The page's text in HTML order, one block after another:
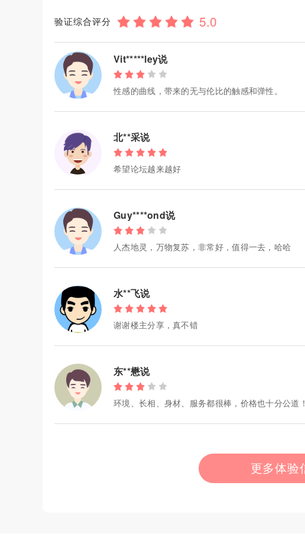
验证综合评分
Vit*****ley说
性感的曲线，带来的无与伦比的触感和弹性。
北**采说
希望论坛越来越好
Guy****ond说
人杰地灵，万物复苏，非常好，值得一去，哈哈
水**飞说
谢谢楼主分享，真不错
东**懋说
环境、长相、身材、服务都很棒，价格也十分公道
更多体验